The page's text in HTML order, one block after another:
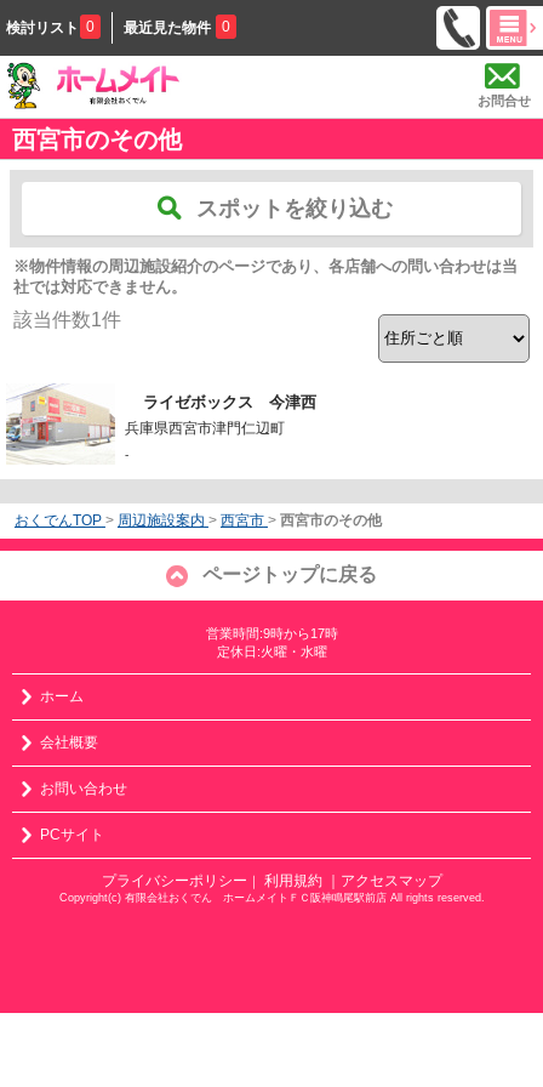
検討リスト 0 最近見た物件 0
お問合せ
西宮市のその他
スポットを絞り込む
※物件情報の周辺施設紹介のページであり、各店舗への問い合わせは当
社では対応できません。
該当件数1件
ライゼボックス 今津西
兵庫県西宮市津門仁辺町
-
おくでんTOP > 周辺施設案内 > 西宮市 > 西宮市のその他
ページトップに戻る
営業時間:9時から17時
定休日:火曜・水曜
ホーム
会社概要
お問い合わせ
PCサイト
プライバシーポリシー ｜ 利用規約 ｜アクセスマップ
Copyright(c) 有限会社おくでん ホームメイトＦＣ阪神鳴尾駅前店 All rights reserved.